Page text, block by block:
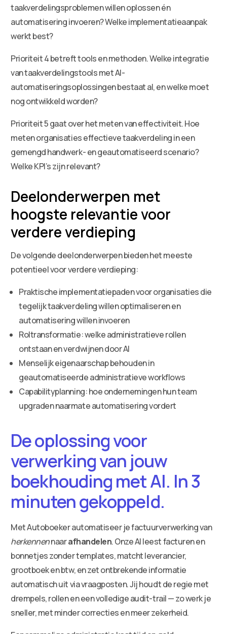
taakverdelingsproblemen willen oplossen én
automatisering invoeren? Welke implementatieaanpak
werkt best?
Prioriteit 4 betreft tools en methoden. Welke integratie
van taakverdelingstools met AI-
automatiseringsoplossingen bestaat al, en welke moet
nog ontwikkeld worden?
Prioriteit 5 gaat over het meten van effectiviteit. Hoe
meten organisaties effectieve taakverdeling in een
gemengd handwerk- en geautomatiseerd scenario?
Welke KPI’s zijn relevant?
Deelonderwerpen met
hoogste relevantie voor
verdere verdieping
De volgende deelonderwerpen bieden het meeste
potentieel voor verdere verdieping:
Praktische implementatiepaden voor organisaties die
tegelijk taakverdeling willen optimaliseren en
automatisering willen invoeren
Roltransformatie: welke administratieve rollen
ontstaan en verdwijnen door AI
Menselijk eigenaarschap behouden in
geautomatiseerde administratieve workflows
Capabilityplanning: hoe ondernemingen hun team
upgraden naarmate automatisering vordert
De oplossing voor
verwerking van jouw
boekhouding met AI. In 3
minuten gekoppeld.
Met Autoboeker automatiseer je factuurverwerking van
herkennennaarafhandelen. Onze AI leest facturen en
bonnetjes zonder templates, matcht leverancier,
grootboek en btw, en zet ontbrekende informatie
automatisch uit via vraagposten. Jij houdt de regie met
drempels, rollen en een volledige audit-trail — zo werk je
sneller, met minder correcties en meer zekerheid.